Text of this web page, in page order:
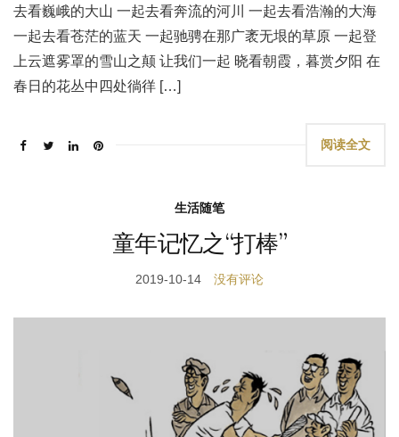
去看巍峨的大山 一起去看奔流的河川 一起去看浩瀚的大海
一起去看苍茫的蓝天 一起驰骋在那广袤无垠的草原 一起登
上云遮雾罩的雪山之颠 让我们一起 晓看朝霞，暮赏夕阳 在
春日的花丛中四处徜徉 […]
阅读全文
生活随笔
童年记忆之“打棒”
2019-10-14 没有评论